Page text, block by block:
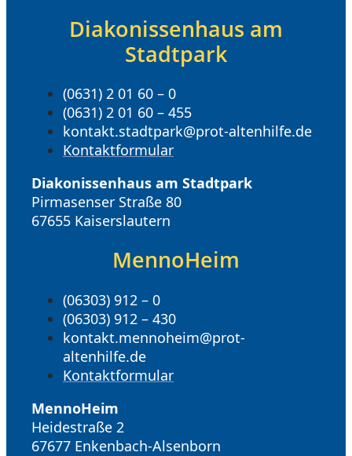
Diakonissenhaus am
Stadtpark
(0631) 2 01 60 – 0
(0631) 2 01 60 – 455
kontakt.stadtpark@prot-altenhilfe.de
Kontaktformular
Diakonissenhaus am Stadtpark
Pirmasenser Straße 80
67655 Kaiserslautern
MennoHeim
(06303) 912 – 0
(06303) 912 – 430
kontakt.mennoheim@prot-
altenhilfe.de
Kontaktformular
MennoHeim
Heidestraße 2
67677 Enkenbach-Alsenborn